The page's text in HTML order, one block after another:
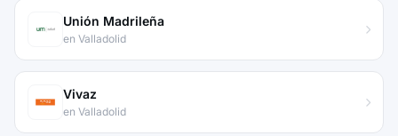
Unión Madrileña
en Valladolid
Vivaz
en Valladolid